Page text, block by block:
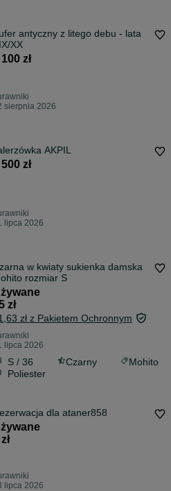
antyczny z litego debu - lata
XX
zł
sierpnia 2026
AKPIL
zł
lipca 2026
w kwiaty sukienka damska
rozmiar S
zł
zł z Pakietem Ochronnym
lipca 2026
S / 36 Czarny
Mohito
Poliester
dla ataner858
lipca 2026